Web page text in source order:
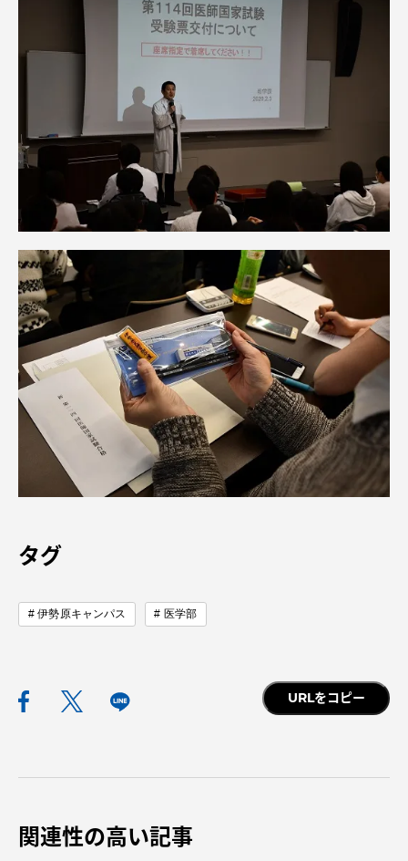
タグ
伊勢原キャンパス 医学部
URLをコピー
関連性の高い記事
教育研究上の目的及び養成する人材像と３つの
ポリシー
資料請求 お問い合わせ
在学生・保護者向けポータル（TIPS） 本学教職員向け情報
中文